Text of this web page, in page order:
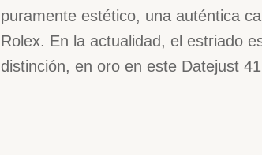
puramente estético, una auténtica
Rolex. En la actualidad, el estriado
distinción, en oro en este Datejust